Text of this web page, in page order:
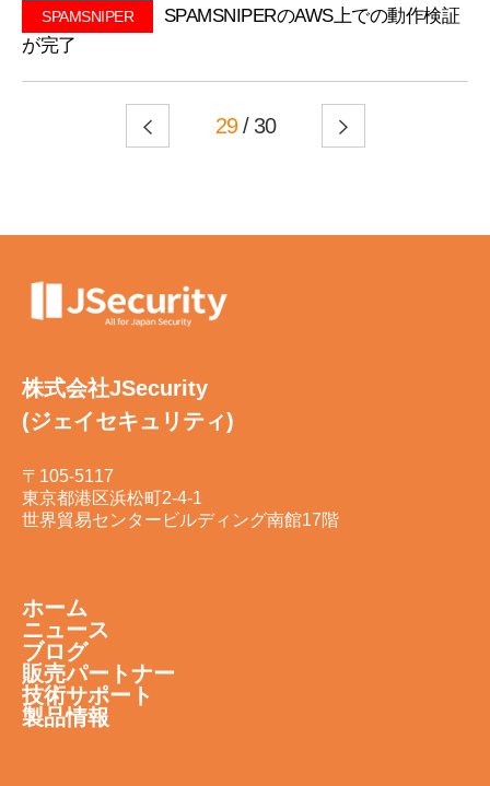
SPAMSNIPER
SPAMSNIPERのAWS上での動作検証
が完了
29/ 30
株式会社JSecurity
(ジェイセキュリティ)
〒105-5117
東京都港区浜松町2-4-1
世界貿易センタービルディング南館17階
ホーム
ニュース
ブログ
販売パートナー
技術サポート
製品情報